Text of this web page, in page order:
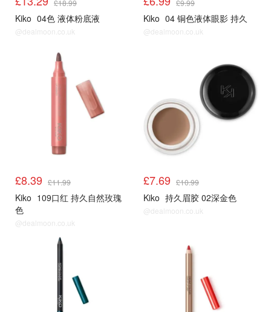
£18.99
Kiko 04色 液体粉底液
@dealmoon.co.uk
£9.99
Kiko 04 铜色液体眼影 持久
@dealmoon.co.uk
£8.39 £11.99
Kiko 109口红 持久自然玫瑰
色
@dealmoon.co.uk
£7.69 £10.99
Kiko 持久眉胶 02深金色
@dealmoon.co.uk